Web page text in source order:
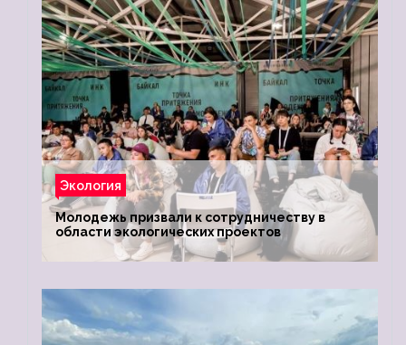
Экология
Молодежь призвали к сотрудничеству в
области экологических проектов